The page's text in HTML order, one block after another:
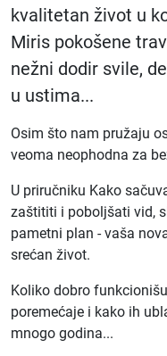
kvalitetan život u
Miris pokošene
nežni dodir svile,
u ustima...
Osim što nam pružaju
veoma neophodna za
U priručniku Kako
zaštititi i poboljšati vid,
pametni plan - vaša
srećan život.
Koliko dobro
poremećaje i kako ih
mnogo godina...